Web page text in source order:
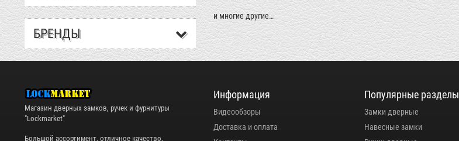
БРЕНДЫ
и многие другие…
Магазин дверных замков, ручек и фурнитуры
"Lockmarket"
Большой ассортимент, отличное качество,
Информация
Видеообзоры
Доставка и оплата
Популярные разделы
Замки дверные
Навесные замки